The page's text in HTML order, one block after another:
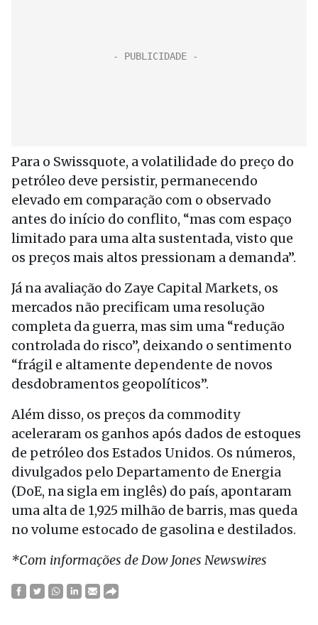
Para o Swissquote, a volatilidade do preço do
petróleo deve persistir, permanecendo
elevado em comparação com o observado
antes do início do conflito, “mas com espaço
limitado para uma alta sustentada, visto que
os preços mais altos pressionam a demanda”.
Já na avaliação do Zaye Capital Markets, os
mercados não precificam uma resolução
completa da guerra, mas sim uma “redução
controlada do risco”, deixando o sentimento
“frágil e altamente dependente de novos
desdobramentos geopolíticos”.
Além disso, os preços da commodity
aceleraram os ganhos após dados de estoques
de petróleo dos Estados Unidos. Os números,
divulgados pelo Departamento de Energia
(DoE, na sigla em inglês) do país, apontaram
uma alta de 1,925 milhão de barris, mas queda
no volume estocado de gasolina e destilados.
*Com informações de Dow Jones Newswires